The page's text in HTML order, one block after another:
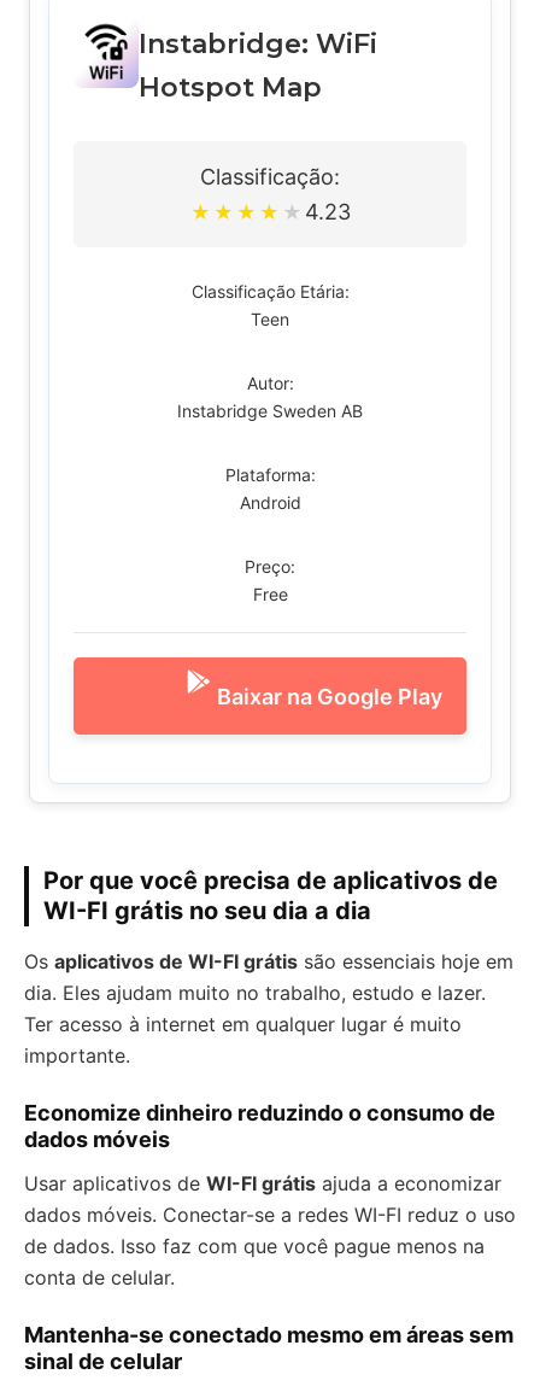
Instabridge: WiFi
Hotspot Map
Classificação:
★ ★ ★ ★ ★ 4.23
Classificação Etária:
Teen
Autor:
Instabridge Sweden AB
Plataforma:
Android
Preço:
Free
Baixar na Google Play
Por que você precisa de aplicativos de
WI-FI grátis no seu dia a dia
Os aplicativos de WI-FI grátis são essenciais hoje em
dia. Eles ajudam muito no trabalho, estudo e lazer.
Ter acesso à internet em qualquer lugar é muito
importante.
Economize dinheiro reduzindo o consumo de
dados móveis
Usar aplicativos de WI-FI grátis ajuda a economizar
dados móveis. Conectar-se a redes WI-FI reduz o uso
de dados. Isso faz com que você pague menos na
conta de celular.
Mantenha-se conectado mesmo em áreas sem
sinal de celular